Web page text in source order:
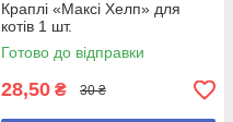
Краплі «Максі Хелп» для
котів 1 шт.
Готово до відправки
28,50 ₴ 30 ₴